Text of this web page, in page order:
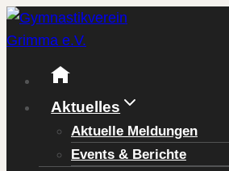
Zum
Inhalt
springen
Aktuelles
Aktuelle Meldungen
Events & Berichte